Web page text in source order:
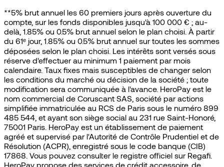
**5% brut annuel les 60 premiers jours après ouverture du
compte, sur les fonds disponibles jusqu'à 100 000 € ; au-
delà, 1.85% ou 0.5% brut annuel selon le plan choisi. À partir
du 61ᵉ jour, 1.85% ou 0.5% brut annuel sur toutes les sommes
déposées selon le plan choisi. Les intérêts sont versés sous
réserve d'effectuer au minimum 1 paiement par mois
calendaire. Taux fixes mais susceptibles de changer selon
les conditions du marché ou décision de la société ; toute
modification sera communiquée à l'avance. HeroPay est le
nom commercial de Coruscant SAS, société par actions
simplifiée immatriculée au RCS de Paris sous le numéro 899
485 544, et ayant son siège social au 231 rue Saint-Honoré,
75001 Paris. HeroPay est un établissement de paiement
agréé et supervisé par l'Autorité de Contrôle Prudentiel et de
Résolution (ACPR), enregistré sous le code banque (CIB)
17868. Vous pouvez consulter le registre officiel sur Regafi.
HeroPay propose des services de crédit accessoire, de